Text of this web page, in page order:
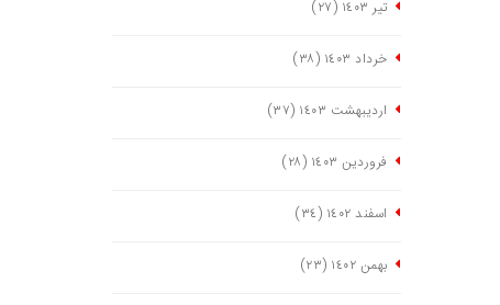
تیر ١٤٠٣ (٢٧)
خرداد ١٤٠٣ (٣٨)
اردیبهشت ١٤٠٣ (٣٧)
فروردین ١٤٠٣ (٢٨)
اسفند ١٤٠٢ (٣٤)
بهمن ١٤٠٢ (٢٣)